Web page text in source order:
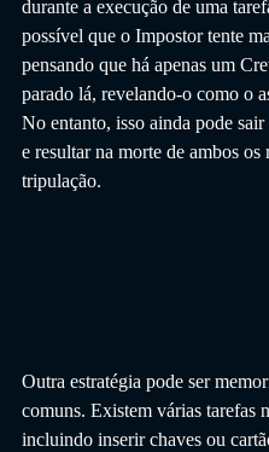
durante a execução de uma
possível que o Impostor tente
pensando que há apenas um
parado lá, revelando-o como o
No entanto, isso ainda pode sair
e resultar na morte de ambos os
tripulação.
Outra estratégia pode ser
comuns. Existem várias tarefas
incluindo inserir chaves ou